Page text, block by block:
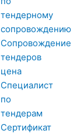
тендерному
сопровождению
Сопровождение
тендеров
цена
Специалист
по
тендерам
Сертификат